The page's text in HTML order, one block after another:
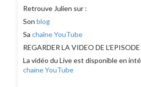
Retrouve Julien sur :
Sonblog
Sachaîne YouTube
REGARDER LA VIDEO DE
La vidéo du Live est disponible en
chaine YouTube